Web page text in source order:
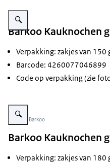
Vergroot afbeelding plastic
Barkoo Kauknochen
Verpakking: zakjes van
Barcode: 4260077046899
Code op verpakking (zie
Vergroot afbeelding Barkoo
Beeld: © Barkoo
Barkoo Kauknochen
Verpakking: zakjes van